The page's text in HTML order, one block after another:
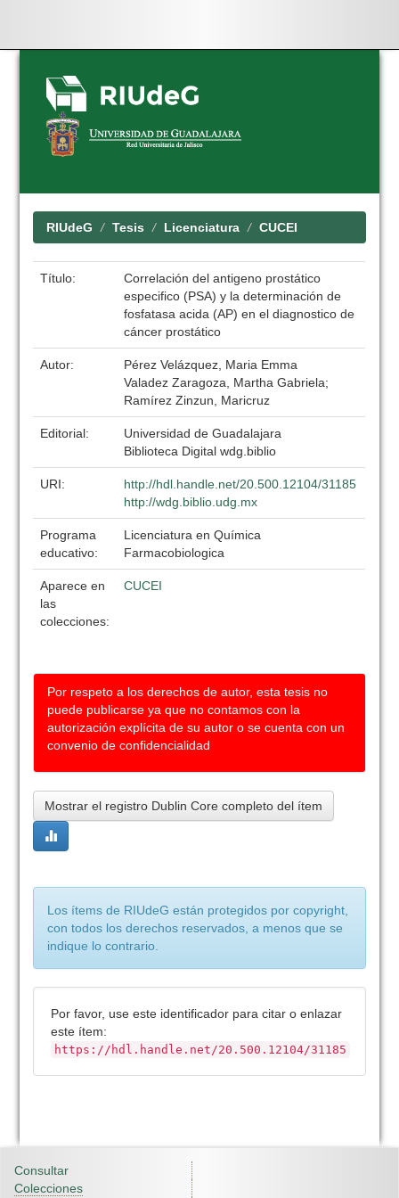
Skip
navigation
RIUdeG Tesis Licenciatura CUCEI
Título:
Correlación del antigeno prostático
especifico (PSA) y la determinación de
fosfatasa acida (AP) en el diagnostico de
cáncer prostático
Autor:
Pérez Velázquez, Maria Emma
Valadez Zaragoza, Martha Gabriela;
Ramírez Zinzun, Maricruz
Editorial:
Universidad de Guadalajara
Biblioteca Digital wdg.biblio
URI:
http://hdl.handle.net/20.500.12104/31185
http://wdg.biblio.udg.mx
Programa
educativo:
Licenciatura en Química
Farmacobiologica
Aparece en
las
colecciones:
CUCEI
Por respeto a los derechos de autor, esta tesis no
puede publicarse ya que no contamos con la
autorización explícita de su autor o se cuenta con un
convenio de confidencialidad
Mostrar el registro Dublin Core completo del ítem
Los ítems de RIUdeG están protegidos por copyright,
con todos los derechos reservados, a menos que se
indique lo contrario.
Por favor, use este identificador para citar o enlazar
este ítem:
https://hdl.handle.net/20.500.12104/31185
Consultar
Colecciones